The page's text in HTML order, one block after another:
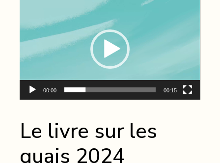
00:00 00:15
Le livre sur les
quais 2024